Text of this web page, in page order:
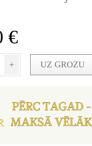
€
+ UZ GROZU